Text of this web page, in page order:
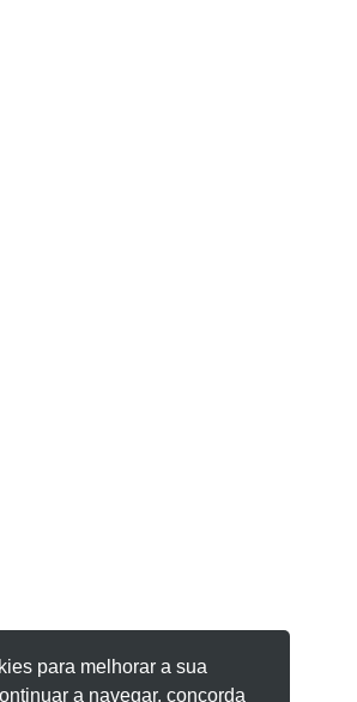
para melhorar a sua
a navegar, concorda